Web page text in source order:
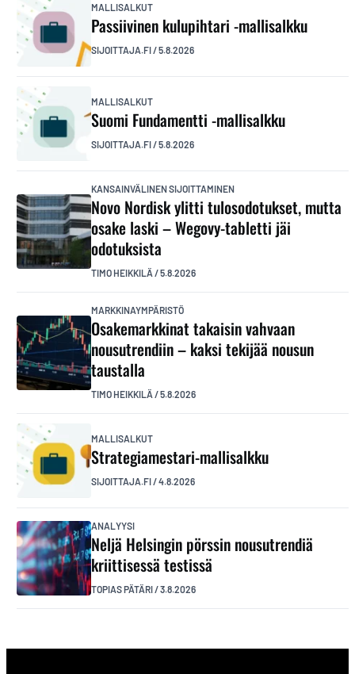
MALLISALKUT
Passiivinen kulupihtari -mallisalkku
SIJOITTAJA.FI/5.8.2026
MALLISALKUT
Suomi Fundamentti -mallisalkku
SIJOITTAJA.FI/5.8.2026
KANSAINVÄLINEN SIJOITTAMINEN
Novo Nordisk ylitti tulosodotukset, mutta
osake laski – Wegovy-tabletti jäi
odotuksista
TIMO HEIKKILÄ /5.8.2026
MARKKINAYMPÄRISTÖ
Osakemarkkinat takaisin vahvaan
nousutrendiin – kaksi tekijää nousun
taustalla
TIMO HEIKKILÄ /5.8.2026
MALLISALKUT
Strategiamestari-mallisalkku
SIJOITTAJA.FI/4.8.2026
ANALYYSI
Neljä Helsingin pörssin nousutrendiä
kriittisessä testissä
TOPIAS PÄTÄRI/3.8.2026